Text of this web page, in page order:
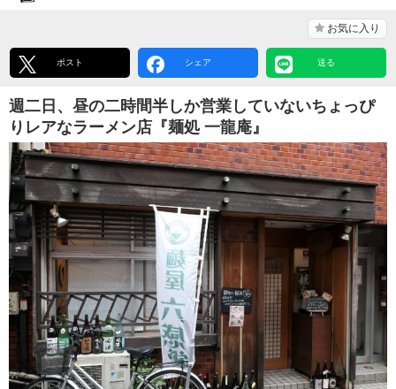
お気に入り
ポスト シェア 送る
週二日、昼の二時間半しか営業していないちょっぴ
りレアなラーメン店『麺処 一龍庵』